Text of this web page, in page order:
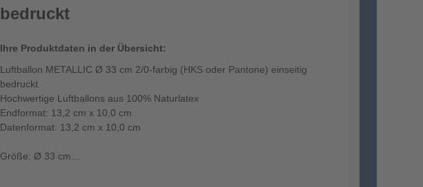
bedruckt
Ihre Produktdaten in der Übersicht:
Luftballon METALLIC Ø 33 cm 2/0-farbig (HKS oder Pantone) einseitig
bedruckt
Hochwertige Luftballons aus 100% Naturlatex
Endformat: 13,2 cm x 10,0 cm
Datenformat: 13,2 cm x 10,0 cm
Größe: Ø 33 cm